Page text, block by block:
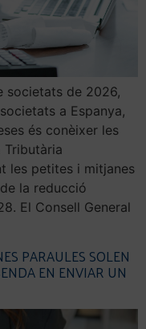
societats de 2026,
a Espanya,
és conèixer les
Tributària
les petites i mitjanes
la reducció
El Consell General
PARAULES SOLEN
EN ENVIAR UN